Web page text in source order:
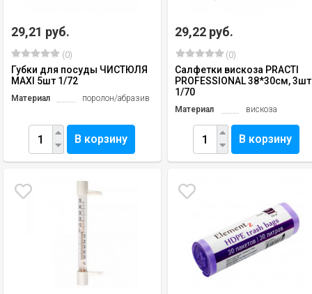
29,21 руб.
(0)
Губки для посуды ЧИСТЮЛЯ
MAXI 5шт 1/72
Материал поролон/абразив
В корзину
29,22 руб.
(0)
Салфетки вискоза PRACTI
PROFESSIONAL 38*30см, 3шт
1/70
Материал вискоза
В корзину